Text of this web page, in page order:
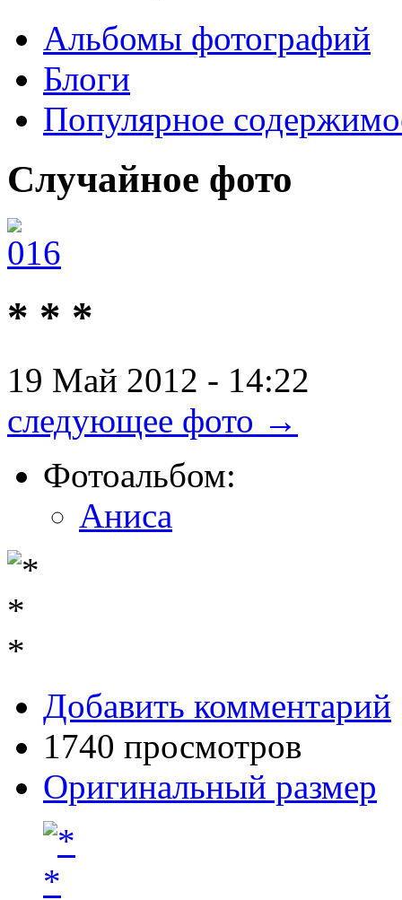
Альбомы фотографий
Блоги
Популярное
Случайное фото
* * *
19 Май 2012 - 14:22
следующее фото →
Фотоальбом:
Аниса
Добавить комментарий
1740 просмотров
Оригинальный размер